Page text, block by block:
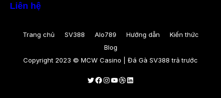
Liên hệ
Trang chủ SV388 Alo789 Hướng dẫn
Kiến thức
Blog
Copyright 2023 © MCW Casino | Đá Gà SV388 trả trước
Twitter
Facebook
Instagram
Youtube
Dribbble
LinkedIn